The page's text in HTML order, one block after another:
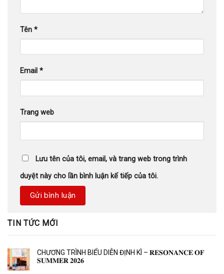
Tên *
Email *
Trang web
Lưu tên của tôi, email, và trang web trong trình
duyệt này cho lần bình luận kế tiếp của tôi.
TIN TỨC MỚI
CHƯƠNG TRÌNH BIỂU DIỄN ĐỊNH KÌ – 𝐑𝐄𝐒𝐎𝐍𝐀𝐍𝐂𝐄 𝐎𝐅
𝐒𝐔𝐌𝐌𝐄𝐑 𝟐𝟎𝟐𝟔